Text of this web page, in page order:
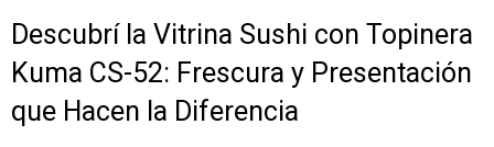
Descubrí la Vitrina Sushi con Topinera
Kuma CS-52: Frescura y Presentación
que Hacen la Diferencia